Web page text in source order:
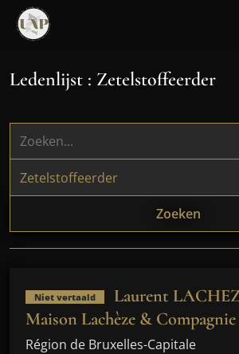
Ledenlijst : Zetelstoffeerder
Zoeken
Niet vertaald
Laurent
Maison Lachèze & Compagnie
Région de Bruxelles-Capitale